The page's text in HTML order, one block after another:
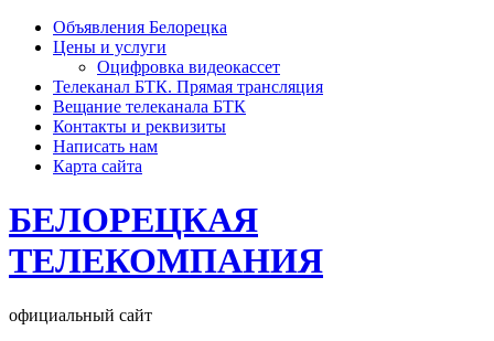
Объявления Белорецка
Цены и услуги
Оцифровка видеокассет
Телеканал БТК. Прямая трансляция
Вещание телеканала БТК
Контакты и реквизиты
Написать нам
Карта сайта
БЕЛОРЕЦКАЯ
ТЕЛЕКОМПАНИЯ
официальный сайт